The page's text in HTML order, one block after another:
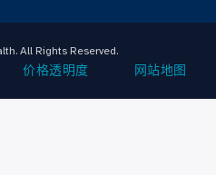
All Rights Reserved.
价格透明度 网站地图